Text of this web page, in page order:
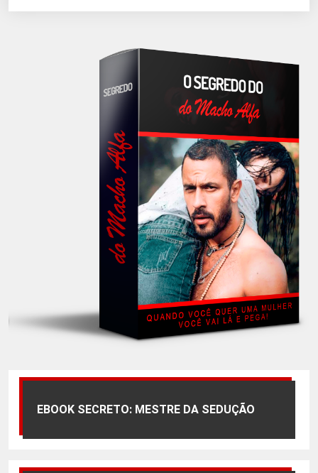
EBOOK SECRETO: MESTRE DA SEDUÇÃO